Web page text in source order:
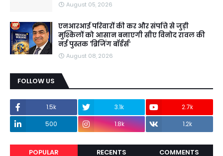
August 05, 2026
एनआरआई परिवारों की कर और संपत्ति से जुड़ी
मुश्किलों को आसान बनाएगी सीए विनोद रावल की
नई पुस्तक ‘ब्रिजिंग बॉर्डर्स’
August 08, 2026
FOLLOW US
1.5k 3.1k
2.7k
500
1.8k 1.2k
POPULAR RECENTS COMMENTS